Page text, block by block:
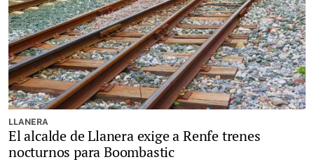
LLANERA
El alcalde de Llanera exige a Renfe trenes
nocturnos para Boombastic